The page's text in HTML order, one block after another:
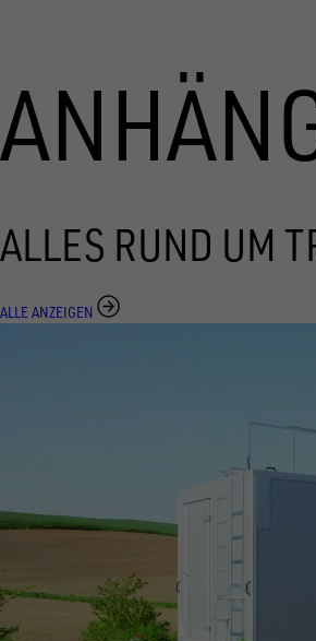
ALLES RUND UM
ALLE ANZEIGEN